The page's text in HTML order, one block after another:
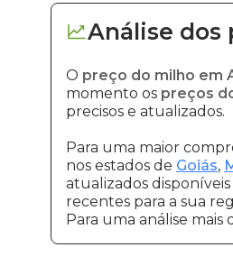
Análise dos
O preço do milho em
momento os preços
precisos e atualizados.
Para uma maior
nos estados de Goiás,
atualizados
recentes para a sua
Para uma análise mais